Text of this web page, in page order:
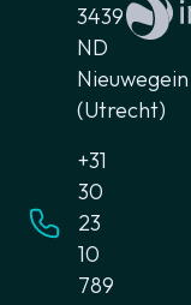
3439
ND
Nieuwegein
(Utrecht)
+31
30
23
10
789